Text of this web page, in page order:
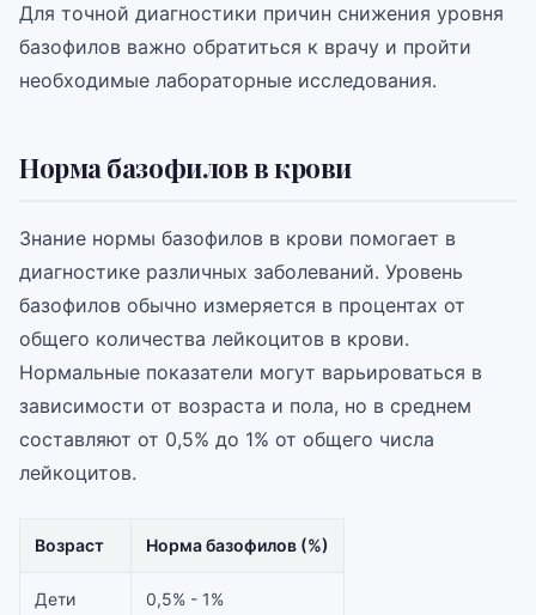
Для точной диагностики причин снижения уровня
базофилов важно обратиться к врачу и пройти
необходимые лабораторные исследования.
Норма базофилов в крови
Знание нормы базофилов в крови помогает в
диагностике различных заболеваний. Уровень
базофилов обычно измеряется в процентах от
общего количества лейкоцитов в крови.
Нормальные показатели могут варьироваться в
зависимости от возраста и пола, но в среднем
составляют от 0,5% до 1% от общего числа
лейкоцитов.
Возраст Норма базофилов (%)
Дети 0,5% - 1%